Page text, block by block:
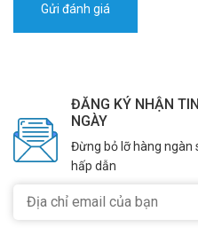
ĐĂNG KÝ NHẬN
NGÀY
Đừng bỏ lỡ hàng ngàn
hấp dẫn